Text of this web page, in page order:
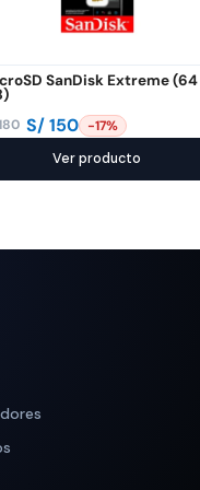
SanDisk Extreme (64
S/150 -17%
Ver producto